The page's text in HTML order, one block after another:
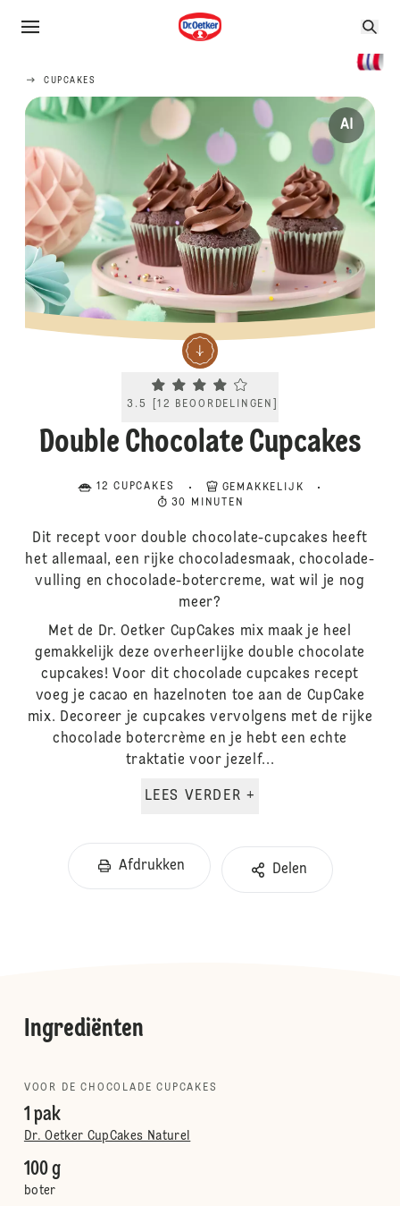
CUPCAKES
AI
Current rating 3.5. Click to rate.
3.5 [12 BEOORDELINGEN
Double Chocolate Cupcakes
12 CUPCAKES
GEMAKKELIJK
30 MINUTEN
Dit recept voor double chocolate-cupcakes heeft
het allemaal, een rijke chocoladesmaak, chocolade-
vulling en chocolade-botercreme, wat wil je nog
meer?
Met de Dr. Oetker CupCakes mix maak je heel
gemakkelijk deze overheerlijke double chocolate
cupcakes! Voor dit chocolade cupcakes recept
voeg je cacao en hazelnoten toe aan de CupCake
mix. Decoreer je cupcakes vervolgens met de rijke
chocolade botercrème en je hebt een echte
traktatie voor jezelf...
LEES VERDER +
Afdrukken Delen
Ingrediënten
VOOR DE CHOCOLADE CUPCAKES
1 pak
Dr. Oetker CupCakes Naturel
100 g
boter